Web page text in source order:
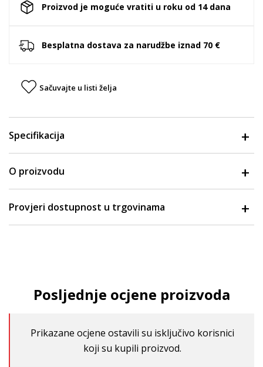
Proizvod je moguće vratiti u roku od 14 dana
Besplatna dostava za narudžbe iznad 70 €
Sačuvajte u listi želja
Specifikacija
O proizvodu
Provjeri dostupnost u trgovinama
Posljednje ocjene proizvoda
Prikazane ocjene ostavili su isključivo korisnici
koji su kupili proizvod.